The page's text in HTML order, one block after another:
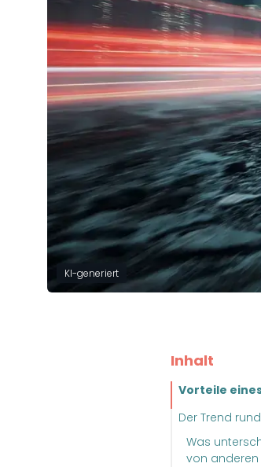
KI-generiert
Inhalt
Vorteile
Der Trend
Was
von anderen